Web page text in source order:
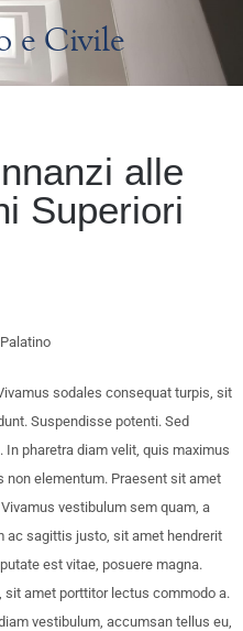
e Civile
alle
Superiori
sodales consequat turpis, sit
Suspendisse potenti. Sed
pharetra diam velit, quis maximus
non elementum. Praesent sit amet
vestibulum sem quam, a
ac sagittis justo, sit amet hendrerit
est vitae, posuere magna.
amet porttitor lectus commodo a.
vestibulum, accumsan tellus eu,